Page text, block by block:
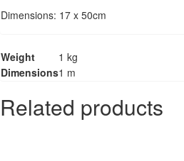
Dimensions: 17 x 50cm
Weight
1 kg
Dimensions1 m
Related products